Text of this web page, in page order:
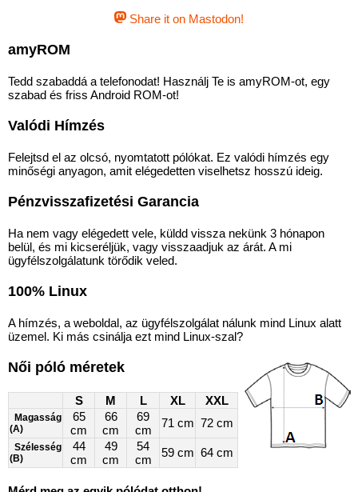
Share it on Mastodon!
amyROM
Tedd szabaddá a telefonodat! Használj Te is amyROM-ot, egy
szabad és friss Android ROM-ot!
Valódi Hímzés
Felejtsd el az olcsó, nyomtatott pólókat. Ez valódi hímzés egy
minőségi anyagon, amit elégedetten viselhetsz hosszú ideig.
Pénzvisszafizetési Garancia
Ha nem vagy elégedett vele, küldd vissza nekünk 3 hónapon
belül, és mi kicseréljük, vagy visszaadjuk az árát. A mi
ügyfélszolgálatunk törődik veled.
100% Linux
A hímzés, a weboldal, az ügyfélszolgálat nálunk mind Linux alatt
üzemel. Ki más csinálja ezt mind Linux-szal?
Női póló méretek
S M L XL XXL
Magasság
(A)
65
cm
66
cm
69
cm
71 cm 72 cm
Szélesség
(B)
44
cm
49
cm
54
cm
59 cm 64 cm